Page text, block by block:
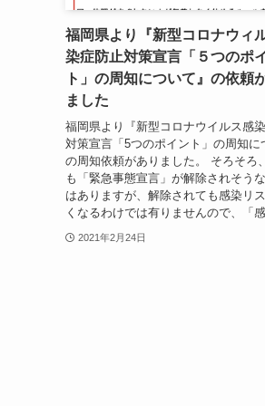
福岡県より『新型コロナウィ
染症防止対策宣言「５つのポ
ト」の周知について』の依頼
ました
福岡県より『新型コロナウイルス感
対策宣言「5つのポイント」の周知に
の周知依頼がありました。 そろそろ
も「緊急事態宣言」が解除されそう
はありますが、解除されても感染リ
くなるわけでは有りませんので、「感
2021年2月24日